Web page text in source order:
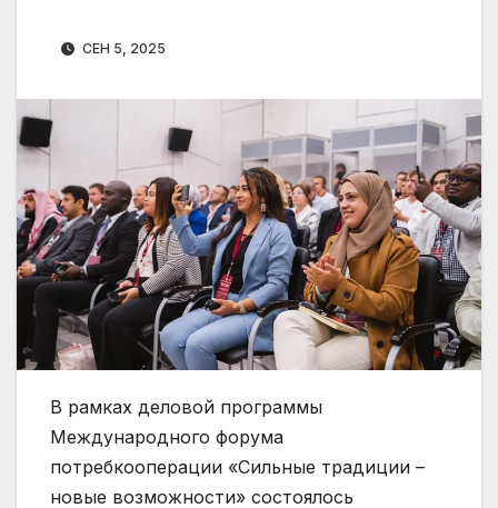
СЕН 5, 2025
В рамках деловой программы
Международного форума
потребкооперации «Сильные традиции –
новые возможности» состоялось